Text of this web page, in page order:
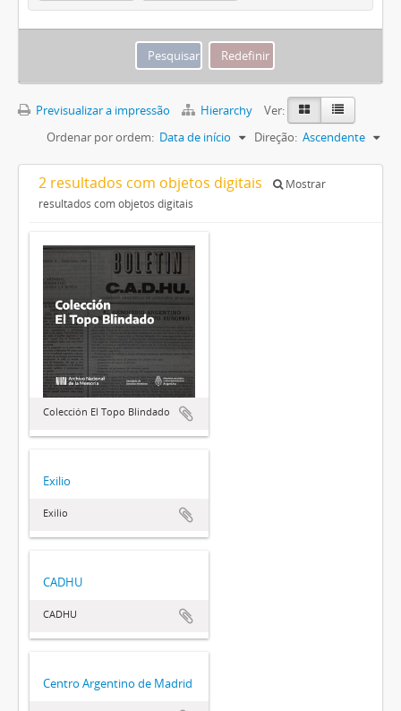
Previsualizar a impressão Hierarchy
Ver:
Ordenar por ordem: Data de início Direção: Ascendente
2 resultados com objetos digitais
Mostrar
resultados com objetos digitais
Colección El Topo Blindado
Exilio
Exilio
CADHU
CADHU
Centro Argentino de Madrid